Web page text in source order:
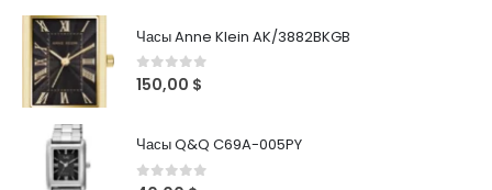
Часы Anne Klein AK/3882BKGB
0out of 5
150,00 $
Часы Q&Q C69A-005PY